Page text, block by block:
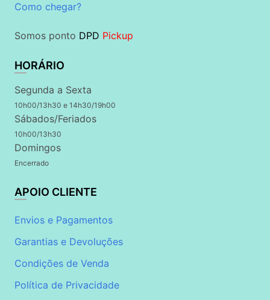
Como chegar?
Somos ponto DPD Pickup
HORÁRIO
Segunda a Sexta
10h00/13h30 e 14h30/19h00
Sábados/Feriados
10h00/13h30
Domingos
Encerrado
APOIO CLIENTE
Envios e Pagamentos
Garantias e Devoluções
Condições de Venda
Política de Privacidade